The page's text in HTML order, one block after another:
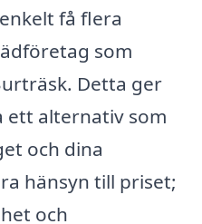
få flera
som
Detta ger
alternativ som
och dina
hänsyn till priset;
och